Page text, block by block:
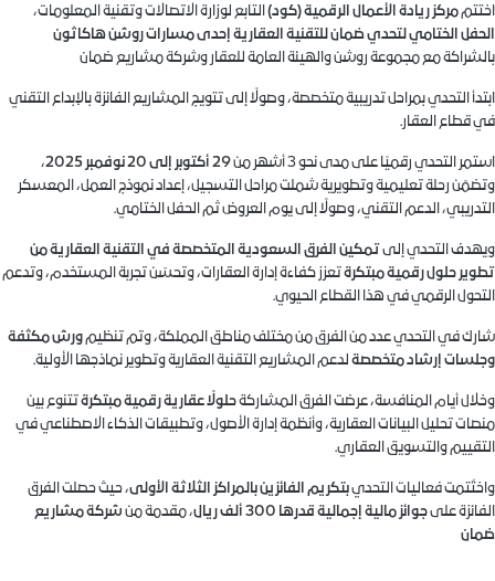
اختتممركز ريادة الأعمال الرقمية (كود)التابع لوزارة الاتصالات وتقنية المعلومات،
الحفل الختامي لتحدي ضمان للتقنية العقارية إحدى مسارات روشن هاكاثون
بالشراكة مع مجموعة روشن والهيئة العامة للعقار وشركة مشاريع ضمان
ابتدأ التحدي بمراحل تدريبية متخصصة، وصولًا إلى تتويج المشاريع الفائزة بالإبداع التقني
في قطاع العقار.
استمر التحدي رقميًا على مدى نحو 3 أشهر من 29 أكتوبر إلى 20 نوفمبر 2025
،
وتضمّن رحلة تعليمية وتطويرية شملت مراحل التسجيل، إعداد نموذج العمل، المعسكر
التدريبي، الدعم التقني، وصولًا إلى يوم العروض ثم الحفل الختامي.
ويهدف التحدي إلىتمكين الفرق السعودية المتخصصة في التقنية العقارية من
تطوير حلول رقمية مبتكرةتعزز كفاءة إدارة العقارات، وتحسّن تجربة المستخدم، وتدعم
التحول الرقمي في هذا القطاع الحيوي.
شارك في التحدي عدد من الفرق من مختلف مناطق المملكة، وتم تنظيمورش مكثفة
وجلسات إرشاد متخصصةلدعم المشاريع التقنية العقارية وتطوير نماذجها الأولية.
وخلال أيام المنافسة، عرضت الفرق المشاركةحلولًا عقارية رقمية مبتكرةتتنوع بين
منصات تحليل البيانات العقارية، وأنظمة إدارة الأصول، وتطبيقات الذكاء الاصطناعي في
التقييم والتسويق العقاري.
واختُتمت فعاليات التحديبتكريم الفائزين بالمراكز الثلاثة الأولى، حيث حصلت الفرق
الفائزة علىجوائز مالية إجمالية قدرها 300 ألف ريال ، مقدمة منشركة مشاريع
ضمان